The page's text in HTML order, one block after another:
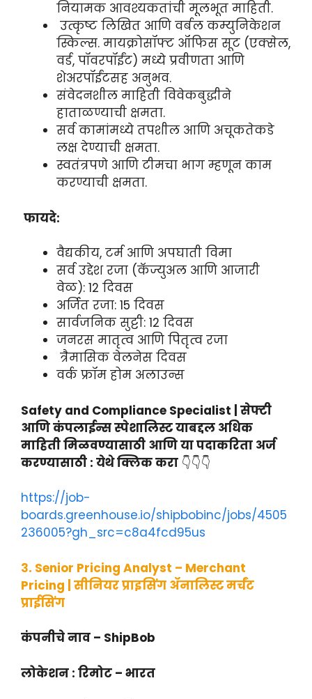
नियामक आवश्यकतांची मूलभूत माहिती.
उत्कृष्ट लिखित आणि वर्बल कम्युनिकेशन
स्किल्स. मायक्रोसॉफ्ट ऑफिस सूट (एक्सेल,
वर्ड, पॉवरपॉईंट) मध्ये प्रवीणता आणि
शेअरपॉईंटसह अनुभव.
संवेदनशील माहिती विवेकबुद्धीने
हाताळण्याची क्षमता.
सर्व कामांमध्ये तपशील आणि अचूकतेकडे
लक्ष देण्याची क्षमता.
स्वतंत्रपणे आणि टीमचा भाग म्हणून काम
करण्याची क्षमता.
फायदे:
वैद्यकीय, टर्म आणि अपघाती विमा
सर्व उद्देश रजा (कॅज्युअल आणि आजारी
वेळ): 12 दिवस
अर्जित रजा: 15 दिवस
सार्वजनिक सुट्टी: 12 दिवस
जनरस मातृत्व आणि पितृत्व रजा
त्रैमासिक वेलनेस दिवस
वर्क फ्रॉम होम अलाउन्स
Safety and Compliance Specialist | सेफ्टी
आणि कंपलाईन्स स्पेशालिस्ट याबद्दल अधिक
माहिती मिळवण्यासाठी आणि या पदाकरिता अर्ज
करण्यासाठी : येथे क्लिक करा 👇👇👇
https://job-
boards.greenhouse.io/shipbobinc/jobs/4505
236005?gh_src=c8a4fcd95us
३. Senior Pricing Analyst – Merchant
Pricing | सीनियर प्राइसिंग ॲनालिस्ट मर्चंट
प्राईसिंग
कंपनीचे नाव – ShipBob
लोकेशन : रिमोट – भारत